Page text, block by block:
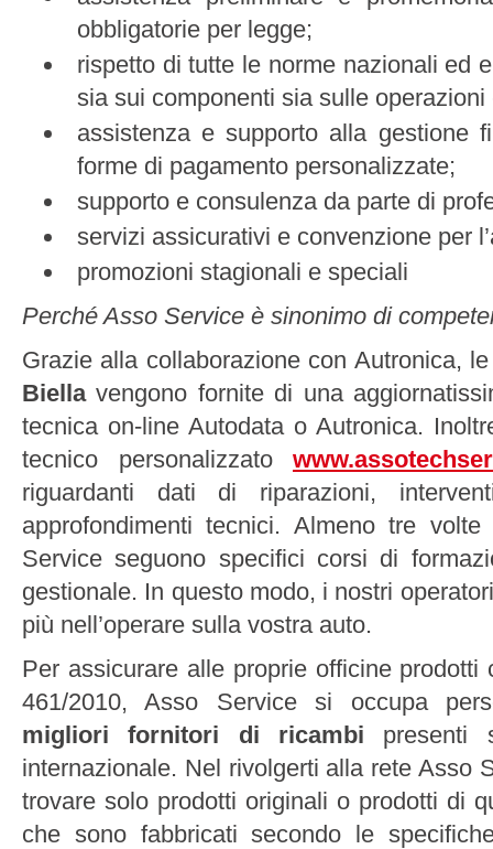
obbligatorie per legge;
rispetto di tutte le norme nazionali ed
sia sui componenti sia sulle operazioni
assistenza e supporto alla gestione
forme di pagamento personalizzate;
supporto e consulenza da parte di
servizi assicurativi e convenzione per
promozioni stagionali e speciali
Perché Asso Service è sinonimo di
Grazie alla collaborazione con Autronica,
Biellavengono fornite di una
tecnica on-line Autodata o Autronica.
tecnico personalizzato
riguardanti dati di riparazioni,
approfondimenti tecnici. Almeno tre
Service seguono specifici corsi di
gestionale. In questo modo, i nostri
più nell’operare sulla vostra auto.
Per assicurare alle proprie officine prodotti
461/2010, Asso Service si occupa
migliori fornitori di ricambi presenti
internazionale. Nel rivolgerti alla rete Asso
trovare solo prodotti originali o prodotti di
che sono fabbricati secondo le